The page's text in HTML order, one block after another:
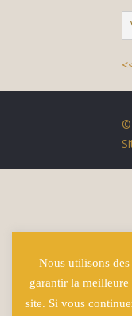
©
Nous utilisons
garantir la meilleure
site. Si vous